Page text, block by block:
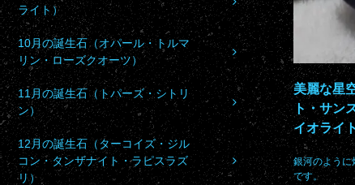
ライト）
10月の誕生石（オパール・トルマ
リン・ローズクオーツ）
11月の誕生石（トパーズ・シトリ
ン）
12月の誕生石（ターコイズ・ジル
コン・タンザナイト・ラピスラズ
リ）
美麗な星
ト・サ
イオラ
銀河のように
です。